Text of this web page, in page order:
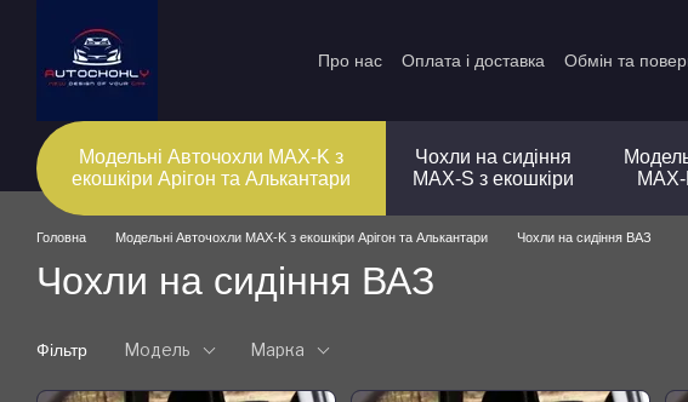
Про нас Оплата і доставка Обмін та
Модельні Авточохли MAX-K з
екошкіри Арігон та Алькантари
Чохли на сидіння
MAX-S з екошкіри
Головна Модельні Авточохли MAX-K з екошкіри Арігон та Алькантари Чохли на сидіння ВАЗ
Чохли на сидіння ВАЗ
Фільтр Модель Марка